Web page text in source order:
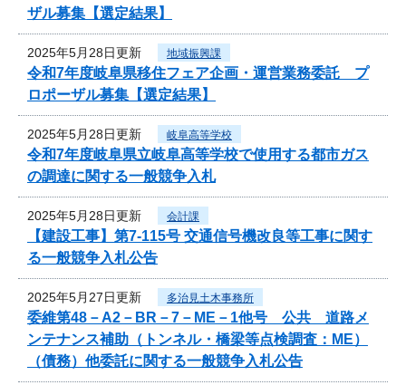
ザル募集【選定結果】
2025年5月28日更新 地域振興課
令和7年度岐阜県移住フェア企画・運営業務委託 プ
ロポーザル募集【選定結果】
2025年5月28日更新 岐阜高等学校
令和7年度岐阜県立岐阜高等学校で使用する都市ガス
の調達に関する一般競争入札
2025年5月28日更新 会計課
【建設工事】第7-115号 交通信号機改良等工事に関す
る一般競争入札公告
2025年5月27日更新 多治見土木事務所
委維第48－A2－BR－7－ME－1他号 公共 道路メ
ンテナンス補助（トンネル・橋梁等点検調査：ME）
（債務）他委託に関する一般競争入札公告